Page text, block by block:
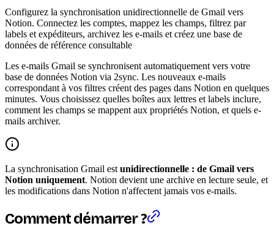
Configurez la synchronisation unidirectionnelle de Gmail vers
Notion. Connectez les comptes, mappez les champs, filtrez par
labels et expéditeurs, archivez les e-mails et créez une base de
données de référence consultable
Les e-mails Gmail se synchronisent automatiquement vers votre
base de données Notion via 2sync. Les nouveaux e-mails
correspondant à vos filtres créent des pages dans Notion en quelques
minutes. Vous choisissez quelles boîtes aux lettres et labels inclure,
comment les champs se mappent aux propriétés Notion, et quels e-
mails archiver.
La synchronisation Gmail est unidirectionnelle : de Gmail vers
Notion uniquement. Notion devient une archive en lecture seule, et
les modifications dans Notion n'affectent jamais vos e-mails.
Comment démarrer ?